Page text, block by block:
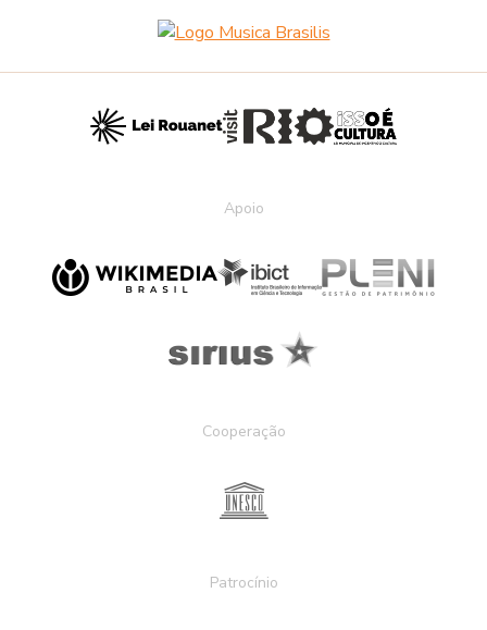
Apoio
Cooperação
Patrocínio